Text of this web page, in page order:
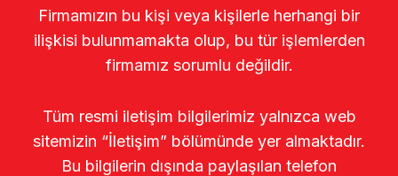
Firmamızın bu kişi veya kişilerle herhangi bir
ilişkisi bulunmamakta olup, bu tür işlemlerden
firmamız sorumlu değildir.
Tüm resmi iletişim bilgilerimiz yalnızca web
sitemizin “İletişim” bölümünde yer almaktadır.
Bu bilgilerin dışında paylaşılan telefon